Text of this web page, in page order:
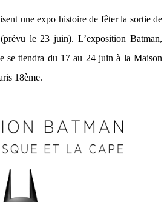
une expo histoire de fêter la sortie de
le 23 juin). L’exposition Batman,
se tiendra du 17 au 24 juin à la Maison
18ème.